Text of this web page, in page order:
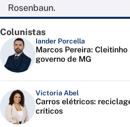
Rosenbaun.
Colunistas
Iander Porcella
Marcos Pereira:
governo de MG
Victoria Abel
Carros elétricos:
críticos